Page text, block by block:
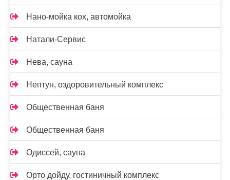
Нано-мойка кох, автомойка
Натали-Сервис
Нева, сауна
Нептун, оздоровительный комплекс
Общественная баня
Общественная баня
Одиссей, сауна
Орто дойду, гостиничный комплекс